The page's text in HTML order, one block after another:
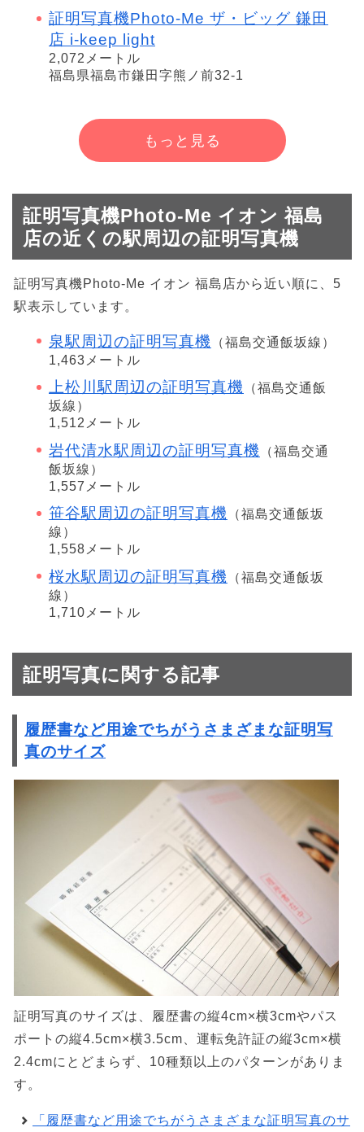
証明写真機Photo-Me ザ・ビッグ 鎌田
店 i-keep light
2,072メートル
福島県福島市鎌田字熊ノ前32-1
もっと見る
証明写真機Photo-Me イオン 福島
店の近くの駅周辺の証明写真機
証明写真機Photo-Me イオン 福島店から近い順に、5
駅表示しています。
泉駅周辺の証明写真機
（福島交通飯坂線）
1,463メートル
上松川駅周辺の証明写真機
（福島交通飯
坂線）
1,512メートル
岩代清水駅周辺の証明写真機
（福島交通
飯坂線）
1,557メートル
笹谷駅周辺の証明写真機
（福島交通飯坂
線）
1,558メートル
桜水駅周辺の証明写真機
（福島交通飯坂
線）
1,710メートル
証明写真に関する記事
履歴書など用途でちがうさまざまな証明写
真のサイズ
証明写真のサイズは、履歴書の縦4cm×横3cmやパス
ポートの縦4.5cm×横3.5cm、運転免許証の縦3cm×横
2.4cmにとどまらず、10種類以上のパターンがありま
す。
「履歴書など用途でちがうさまざまな証明写真のサ